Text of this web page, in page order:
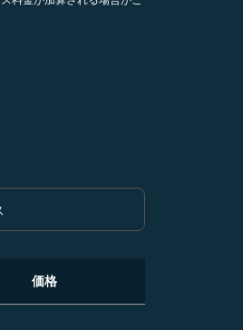
ミークラス Selected
価格